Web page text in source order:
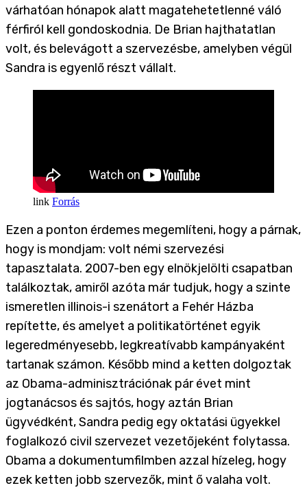
várhatóan hónapok alatt magatehetetlenné váló
férfiról kell gondoskodnia. De Brian hajthatatlan
volt, és belevágott a szervezésbe, amelyben végül
Sandra is egyenlő részt vállalt.
Forrás
Ezen a ponton érdemes megemlíteni, hogy a párnak,
hogy is mondjam: volt némi szervezési
tapasztalata. 2007-ben egy elnökjelölti csapatban
találkoztak, amiről azóta már tudjuk, hogy a szinte
ismeretlen illinois-i szenátort a Fehér Házba
repítette, és amelyet a politikatörténet egyik
legeredményesebb, legkreatívabb kampányaként
tartanak számon. Később mind a ketten dolgoztak
az Obama-adminisztrációnak pár évet mint
jogtanácsos és sajtós, hogy aztán Brian
ügyvédként, Sandra pedig egy oktatási ügyekkel
foglalkozó civil szervezet vezetőjeként folytassa.
Obama a dokumentumfilmben azzal hízeleg, hogy
ezek ketten jobb szervezők, mint ő valaha volt.